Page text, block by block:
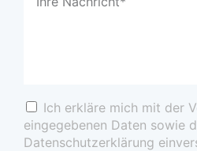
Ich erkläre mich mit der
eingegebenen Daten sowie
Datenschutzerklärung